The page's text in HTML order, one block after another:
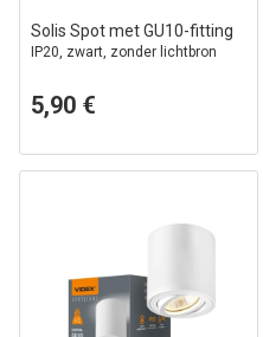
Solis Spot met GU10-fitting
IP20, zwart, zonder lichtbron
5,90 €